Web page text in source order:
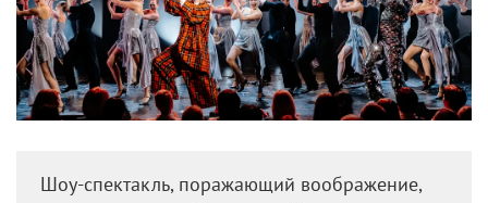
Шоу-спектакль, поражающий воображение,